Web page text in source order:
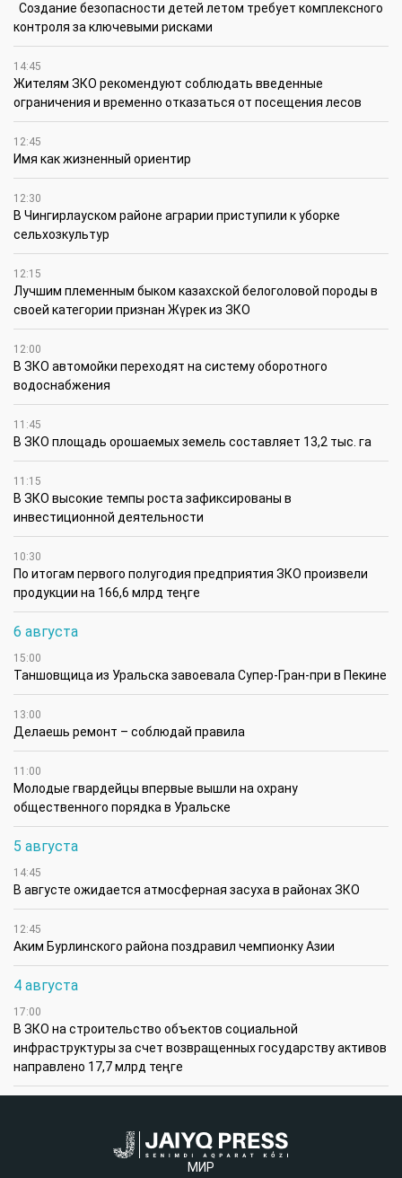
Создание безопасности детей летом требует комплексного
контроля за ключевыми рисками
14:45
Жителям ЗКО рекомендуют соблюдать введенные
ограничения и временно отказаться от посещения лесов
12:45
Имя как жизненный ориентир
12:30
В Чингирлауском районе аграрии приступили к уборке
сельхозкультур
12:15
Лучшим племенным быком казахской белоголовой породы в
своей категории признан Жүрек из ЗКО
12:00
В ЗКО автомойки переходят на систему оборотного
водоснабжения
11:45
В ЗКО площадь орошаемых земель составляет 13,2 тыс. га
11:15
В ЗКО высокие темпы роста зафиксированы в
инвестиционной деятельности
10:30
По итогам первого полугодия предприятия ЗКО произвели
продукции на 166,6 млрд теңге
6 августа
15:00
Таншовщица из Уральска завоевала Супер-Гран-при в Пекине
13:00
Делаешь ремонт – соблюдай правила
11:00
Молодые гвардейцы впервые вышли на охрану
общественного порядка в Уральске
5 августа
14:45
В августе ожидается атмосферная засуха в районах ЗКО
12:45
Аким Бурлинского района поздравил чемпионку Азии
4 августа
17:00
В ЗКО на строительство объектов социальной
инфраструктуры за счет возвращенных государству активов
направлено 17,7 млрд теңге
МИР